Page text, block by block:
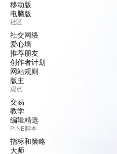
移动版
电脑版
社区
社交网络
爱心墙
推荐朋友
创作者计划
网站规则
版主
观点
交易
教学
编辑精选
PINE脚本
指标和策略
大师